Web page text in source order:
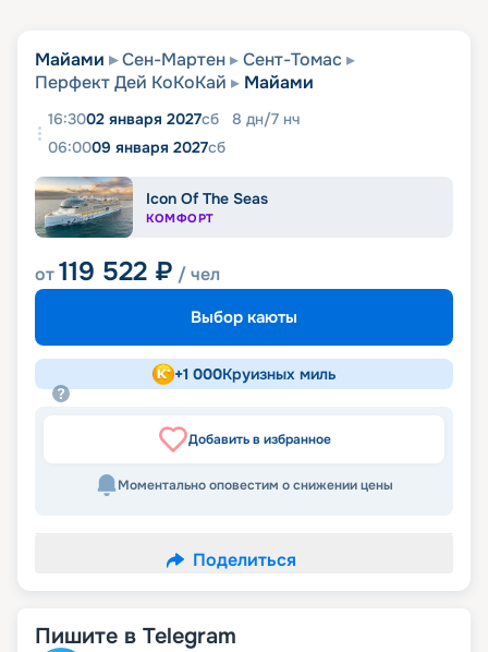
Майами Сен-Мартен
Сент-Томас
Перфект Дей КоКоКай
Майами
16:3002 января 2027сб 8 дн/7 нч
06:0009 января 2027сб
Icon Of The Seas
КОМФОРТ
от119 522 ₽ / чел
Выбор каюты
+1 000Круизных миль
Добавить в избранное
Моментально оповестим о снижении цены
Поделиться
Пишите в Telegram